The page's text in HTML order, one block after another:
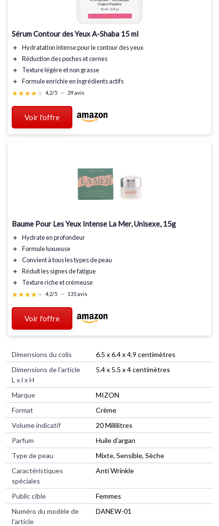
Sérum Contour des Yeux A-Shaba 15 ml
＋ Hydratation intensepour le contour des yeux
＋
Réduction des pocheset cernes
＋
Texture légèreet non grasse
＋
Formule enrichie en ingrédients actifs
★★★★★
★★★★★ 4,2/5 — 39 avis
Voir l'offre
Baume Pour Les Yeux Intense La Mer, Unisexe, 15g
＋ Hydrateen profondeur
＋
Formule luxueuse
＋
Convient à tousles types de peau
＋
Réduit les signesde fatigue
＋
Texture richeet crémeuse
★★★★★
★★★★★ 4,2/5 — 135 avis
Voir l'offre
Dimensions du colis
‎6.5 x 6.4 x 4.9 centimètres
Dimensions de l'article
L x l x H
‎5.4 x 5.5 x 4 centimètres
Marque
‎MIZON
Format
‎Crème
Volume indicatif
‎20 Millilitres
Parfum
‎Huile d'argan
Type de peau
‎Mixte, Sensible, Sèche
Caractéristiques
spéciales
‎Anti Wrinkle
Public cible
‎Femmes
Numéro du modèle de
l'article
‎DANEW-01